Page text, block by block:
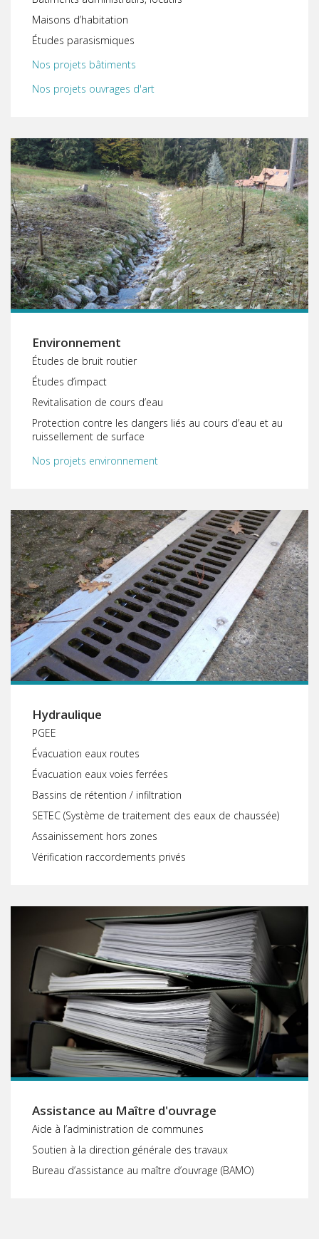
Maisons d’habitation
Études parasismiques
Nos projets bâtiments
Nos projets ouvrages d'art
Environnement
Études de bruit routier
Études d’impact
Revitalisation de cours d’eau
Protection contre les dangers liés au cours d’eau et au
ruissellement de surface
Nos projets environnement
Hydraulique
PGEE
Évacuation eaux routes
Évacuation eaux voies ferrées
Bassins de rétention / infiltration
SETEC (Système de traitement des eaux de chaussée)
Assainissement hors zones
Vérification raccordements privés
Assistance au Maître d'ouvrage
Aide à l’administration de communes
Soutien à la direction générale des travaux
Bureau d’assistance au maître d’ouvrage (BAMO)